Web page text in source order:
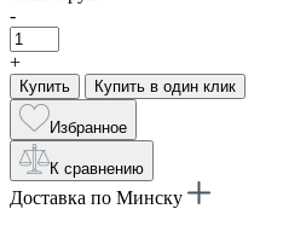
-
+
Купить Купить в один клик
Избранное
К сравнению
Доставка по Минску